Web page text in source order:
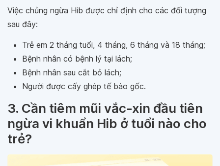
Việc chủng ngừa Hib được chỉ định cho các đối tượng
sau đây:
Trẻ em 2 tháng tuổi, 4 tháng, 6 tháng và 18 tháng;
Bệnh nhân có bệnh lý tại lách;
Bệnh nhân sau cắt bỏ lách;
Người được cấy ghép tế bào gốc.
3. Cần tiêm mũi vắc-xin đầu tiên
ngừa vi khuẩn Hib ở tuổi nào cho
trẻ?